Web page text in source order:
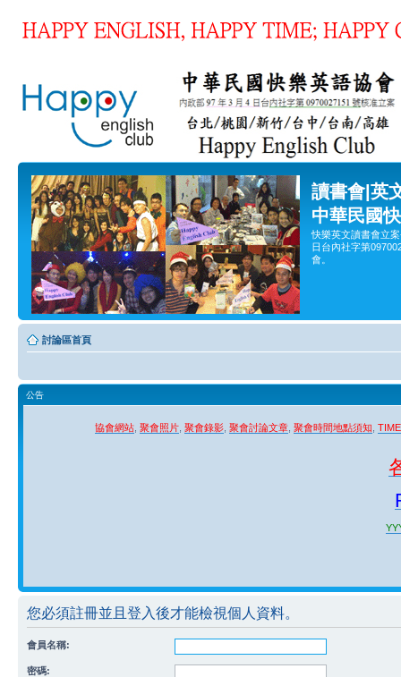
讀書會|英
中華民國
快樂英文讀書會立
日台內社字第
會。
討論區首頁
公告
協會網站 聚會照片 聚會錄影 聚會討論文章 聚會時間地點須知
您必須註冊並且登入後才能檢視個人資料。
會員名稱:
密碼: